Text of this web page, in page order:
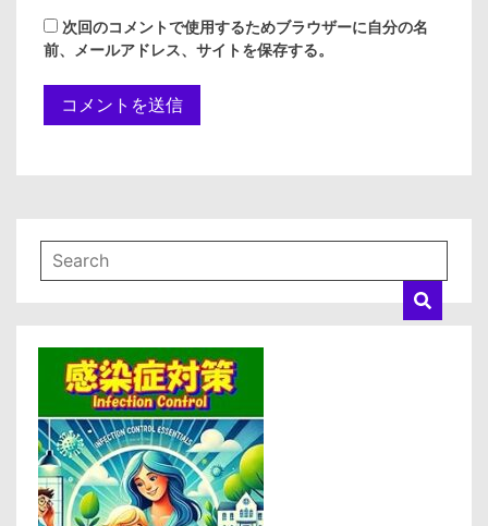
次回のコメントで使用するためブラウザーに自分の名
前、メールアドレス、サイトを保存する。